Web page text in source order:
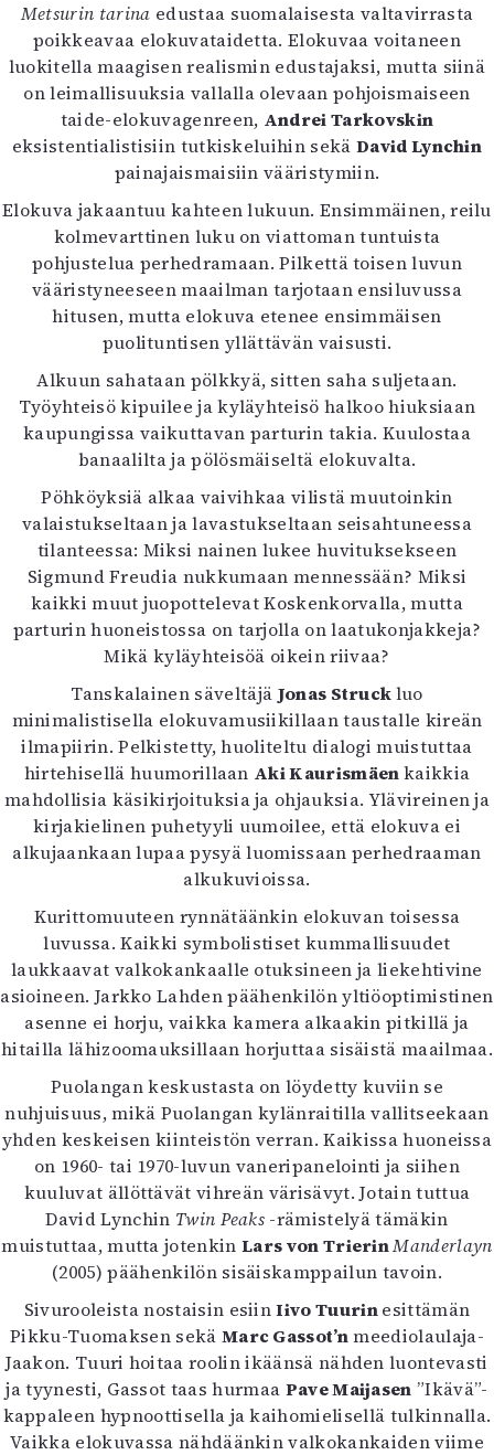
Info
Tilaus ja irtonumerot
Yhteistyössä
Toimitus
Mediatiedot
Kaltio ry
Metsurin tarina edustaa suomalaisesta valtavirrasta
poikkeavaa elokuvataidetta. Elokuvaa voitaneen
luokitella maagisen realismin edustajaksi, mutta siinä
on leimallisuuksia vallalla olevaan pohjoismaiseen
taide-elokuvagenreen, Andrei Tarkovskin
eksistentialistisiin tutkiskeluihin sekä David Lynchin
painajaismaisiin vääristymiin.
Elokuva jakaantuu kahteen lukuun. Ensimmäinen, reilu
kolmevarttinen luku on viattoman tuntuista
pohjustelua perhedramaan. Pilkettä toisen luvun
vääristyneeseen maailman tarjotaan ensiluvussa
hitusen, mutta elokuva etenee ensimmäisen
puolituntisen yllättävän vaisusti.
Alkuun sahataan pölkkyä, sitten saha suljetaan.
Työyhteisö kipuilee ja kyläyhteisö halkoo hiuksiaan
kaupungissa vaikuttavan parturin takia. Kuulostaa
banaalilta ja pölösmäiseltä elokuvalta.
Pöhköyksiä alkaa vaivihkaa vilistä muutoinkin
valaistukseltaan ja lavastukseltaan seisahtuneessa
tilanteessa: Miksi nainen lukee huvituksekseen
Sigmund Freudia nukkumaan mennessään? Miksi
kaikki muut juopottelevat Koskenkorvalla, mutta
parturin huoneistossa on tarjolla on laatukonjakkeja?
Mikä kyläyhteisöä oikein riivaa?
Tanskalainen säveltäjä Jonas Struckluo
minimalistisella elokuvamusiikillaan taustalle kireän
ilmapiirin. Pelkistetty, huoliteltu dialogi muistuttaa
hirtehisellä huumorillaan Aki Kaurismäenkaikkia
mahdollisia käsikirjoituksia ja ohjauksia. Ylävireinen ja
kirjakielinen puhetyyli uumoilee, että elokuva ei
alkujaankaan lupaa pysyä luomissaan perhedraaman
alkukuvioissa.
Kurittomuuteen rynnätäänkin elokuvan toisessa
luvussa. Kaikki symbolistiset kummallisuudet
laukkaavat valkokankaalle otuksineen ja liekehtivine
asioineen. Jarkko Lahden päähenkilön yltiöoptimistinen
asenne ei horju, vaikka kamera alkaakin pitkillä ja
hitailla lähizoomauksillaan horjuttaa sisäistä maailmaa.
Puolangan keskustasta on löydetty kuviin se
nuhjuisuus, mikä Puolangan kylänraitilla vallitseekaan
yhden keskeisen kiinteistön verran. Kaikissa huoneissa
on 1960- tai 1970-luvun vaneripanelointi ja siihen
kuuluvat ällöttävät vihreän värisävyt. Jotain tuttua
David Lynchin Twin Peaks -rämistelyä tämäkin
muistuttaa, mutta jotenkin Lars von TrierinManderlayn
(2005) päähenkilön sisäiskamppailun tavoin.
Sivurooleista nostaisin esiinIivo Tuurinesittämän
Pikku-Tuomaksen sekä Marc Gassot’nmeediolaulaja-
Jaakon. Tuuri hoitaa roolin ikäänsä nähden luontevasti
ja tyynesti, Gassot taas hurmaa Pave Maijasen ”Ikävä”-
kappaleen hypnoottisella ja kaihomielisellä tulkinnalla.
Vaikka elokuvassa nähdäänkin valkokankaiden viime